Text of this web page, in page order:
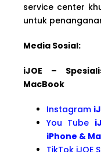
service center
untuk
Media Sosial:
iJOE –
MacBook
Instagram
You Tube
iPhone &
TikTok iJOE